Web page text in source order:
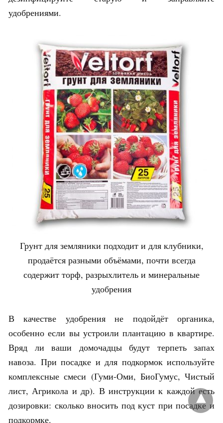
удобрениями.
Грунт для земляники подходит и для клубники,
продаётся разными объёмами, почти всегда
содержит торф, разрыхлитель и минеральные
удобрения
В качестве удобрения не подойдёт органика,
особенно если вы устроили плантацию в квартире.
Вряд ли ваши домочадцы будут терпеть запах
навоза. При посадке и для подкормок используйте
комплексные смеси (Гуми-Оми, БиоГумус, Чистый
лист, Агрикола и др). В инструкции к каждой есть
дозировки: сколько вносить под куст при посадке и
подкормке.